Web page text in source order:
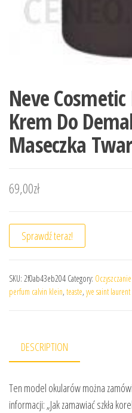
Neve
Krem Do
Maseczka
69,00zł
Sprawdź teraz!
SKU: 2f0ab43eb204 Category:
perfum calvin klein, teaste, yve saint laurent
DESCRIPTION
Ten model okularów można
informacji: „Jak zamawiać szkła